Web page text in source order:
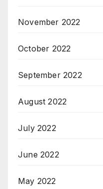
November 2022
October 2022
September 2022
August 2022
July 2022
June 2022
May 2022